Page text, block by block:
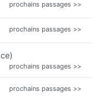
prochains passages >>
prochains passages >>
prochains passages >>
prochains passages >>